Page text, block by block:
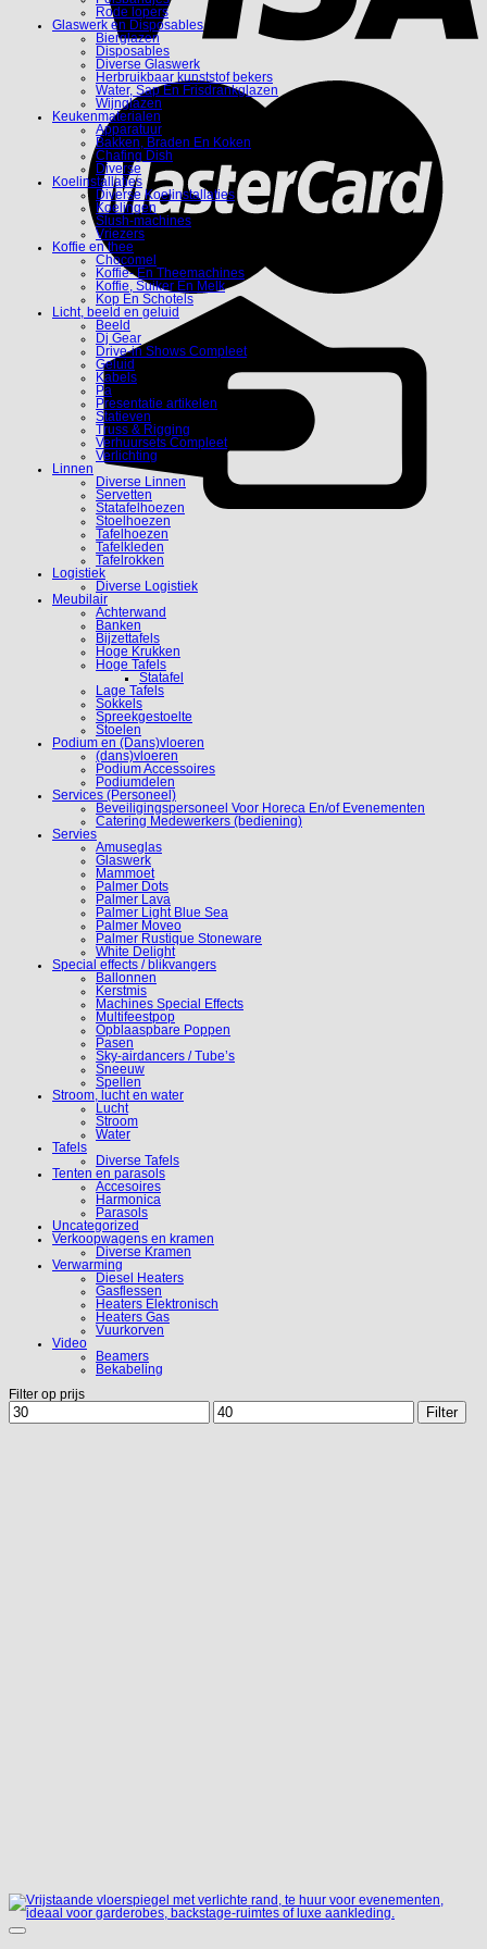
Rode lopers
Glaswerk en Disposables
Bierglazen
Disposables
Diverse Glaswerk
Herbruikbaar kunststof bekers
Water, Sap En Frisdrankglazen
Wijnglazen
Keukenmaterialen
Apparatuur
Bakken, Braden En Koken
Chafing Dish
Diverse
Koelinstallaties
Diverse Koelinstallaties
Koelingen
Slush-machines
Vriezers
Koffie en thee
Chocomel
Koffie- En Theemachines
Koffie, Suiker En Melk
Kop En Schotels
Licht, beeld en geluid
Beeld
Dj Gear
Drive-in Shows Compleet
Geluid
Kabels
Pa
Presentatie artikelen
Statieven
Truss & Rigging
Verhuursets Compleet
Verlichting
Linnen
Diverse Linnen
Servetten
Statafelhoezen
Stoelhoezen
Tafelhoezen
Tafelkleden
Tafelrokken
Logistiek
Diverse Logistiek
Meubilair
Achterwand
Banken
Bijzettafels
Hoge Krukken
Hoge Tafels
Statafel
Lage Tafels
Sokkels
Spreekgestoelte
Stoelen
Podium en (Dans)vloeren
(dans)vloeren
Podium Accessoires
Podiumdelen
Services (Personeel)
Beveiligingspersoneel Voor Horeca En/of Evenementen
Catering Medewerkers (bediening)
Servies
Amuseglas
Glaswerk
Mammoet
Palmer Dots
Palmer Lava
Palmer Light Blue Sea
Palmer Moveo
Palmer Rustique Stoneware
White Delight
Special effects / blikvangers
Ballonnen
Kerstmis
Machines Special Effects
Multifeestpop
Opblaaspbare Poppen
Pasen
Sky-airdancers / Tube’s
Sneeuw
Spellen
Stroom, lucht en water
Lucht
Stroom
Water
Tafels
Diverse Tafels
Tenten en parasols
Accesoires
Harmonica
Parasols
Uncategorized
Verkoopwagens en kramen
Diverse Kramen
Verwarming
Diesel Heaters
Gasflessen
Heaters Elektronisch
Heaters Gas
Vuurkorven
Video
Beamers
Bekabeling
Filter op prijs
Min.
prijs
Max.
prijs
Filter